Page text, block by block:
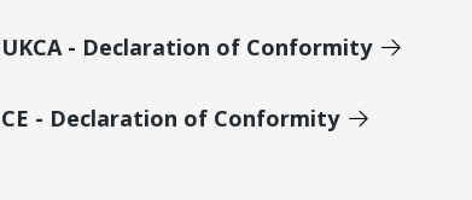
UKCA - Declaration of Conformity
CE - Declaration of Conformity